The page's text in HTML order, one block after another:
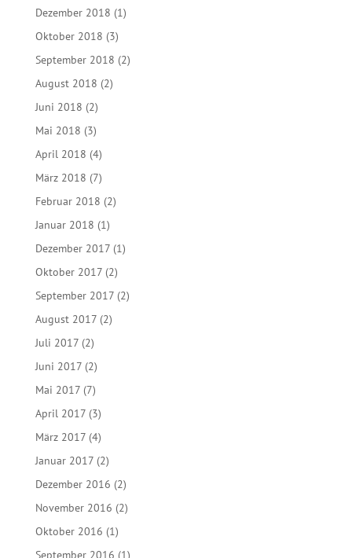
Dezember 2018 (1)
Oktober 2018 (3)
September 2018 (2)
August 2018 (2)
Juni 2018 (2)
Mai 2018 (3)
April 2018 (4)
März 2018 (7)
Februar 2018 (2)
Januar 2018 (1)
Dezember 2017(1)
Oktober 2017(2)
September 2017(2)
August 2017(2)
Juli 2017(2)
Juni 2017(2)
Mai 2017(7)
April 2017(3)
März 2017(4)
Januar 2017(2)
Dezember 2016 (2)
November 2016 (2)
Oktober 2016 (1)